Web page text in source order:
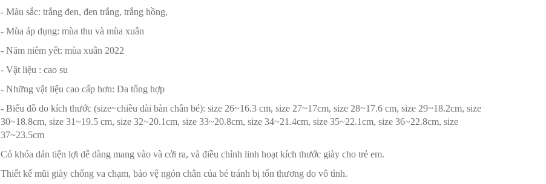
- Màu sắc: trắng đen, đen trắng, trắng hồng,
- Mùa áp dụng: mùa thu và mùa xuân
- Năm niêm yết: mùa xuân 2022
- Vật liệu : cao su
- Những vật liệu cao cấp hơn: Da tổng hợp
- Biểu đồ do kích thước (size~chiều dài bàn chân bé): size 26~16.3 cm, size 27~17cm, size 28~17.6 cm, size 29~18.2cm, size
30~18.8cm, size 31~19.5 cm, size 32~20.1cm, size 33~20.8cm, size 34~21.4cm, size 35~22.1cm, size 36~22.8cm, size
37~23.5cm
Có khóa dán tiện lợi dễ dàng mang vào và cởi ra, và điều chỉnh linh hoạt kích thước giày cho trẻ em.
Thiết kế mũi giày chống va chạm, bảo vệ ngón chân của bé tránh bị tổn thương do vô tình.